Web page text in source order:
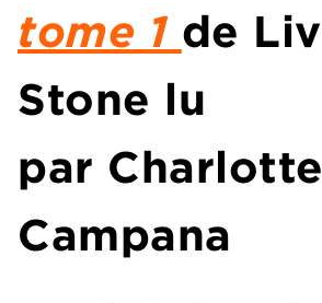
tome 1 de Liv
Stone lu
par Charlotte
Campana